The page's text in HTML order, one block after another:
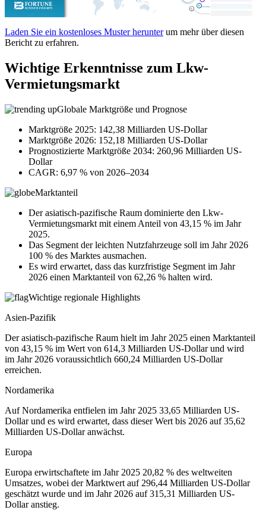
Laden Sie ein kostenloses Muster herunterum mehr über diesen
Bericht zu erfahren.
Wichtige Erkenntnisse zum Lkw-
Vermietungsmarkt
Globale Marktgröße und Prognose
Marktgröße 2025: 142,38 Milliarden US-Dollar
Marktgröße 2026: 152,18 Milliarden US-Dollar
Prognostizierte Marktgröße 2034: 260,96 Milliarden US-
Dollar
CAGR: 6,97 % von 2026–2034
Marktanteil
Der asiatisch-pazifische Raum dominierte den Lkw-
Vermietungsmarkt mit einem Anteil von 43,15 % im Jahr
2025.
Das Segment der leichten Nutzfahrzeuge soll im Jahr 2026
100 % des Marktes ausmachen.
Es wird erwartet, dass das kurzfristige Segment im Jahr
2026 einen Marktanteil von 62,26 % halten wird.
Wichtige regionale Highlights
Asien-Pazifik
Der asiatisch-pazifische Raum hielt im Jahr 2025 einen Marktanteil
von 43,15 % im Wert von 614,3 Milliarden US-Dollar und wird
im Jahr 2026 voraussichtlich 660,24 Milliarden US-Dollar
erreichen.
Nordamerika
Auf Nordamerika entfielen im Jahr 2025 33,65 Milliarden US-
Dollar und es wird erwartet, dass dieser Wert bis 2026 auf 35,62
Milliarden US-Dollar anwächst.
Europa
Europa erwirtschaftete im Jahr 2025 20,82 % des weltweiten
Umsatzes, wobei der Marktwert auf 296,44 Milliarden US-Dollar
geschätzt wurde und im Jahr 2026 auf 315,31 Milliarden US-
Dollar anstieg.